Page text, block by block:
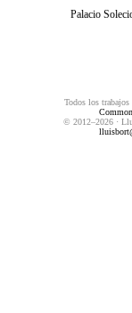
Palacio
Todos los
© 2012–2026 ·